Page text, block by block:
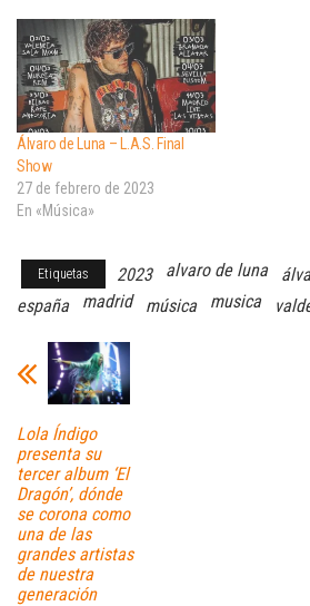
Álvaro de Luna – L.A.S. Final
Show
27 de febrero de 2023
En «Música»
Etiquetas 2023 alvaro de luna
españa
madrid música musica
Lola Índigo
presenta su
tercer album ‘El
Dragón’, dónde
se corona como
una de las
grandes artistas
de nuestra
generación